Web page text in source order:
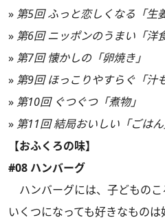
» 第5回 ふっと恋しくなる「生
» 第6回 ニッポンのうまい「洋
» 第7回 懐かしの「卵焼き」
» 第9回 ほっこりやすらぐ「汁
» 第10回 ぐつぐつ「煮物」
» 第11回 結局おいしい「ごはん
【おふくろの味】
#08 ハンバーグ
ハンバーグには、子どものこ
いくつになっても好きなもの